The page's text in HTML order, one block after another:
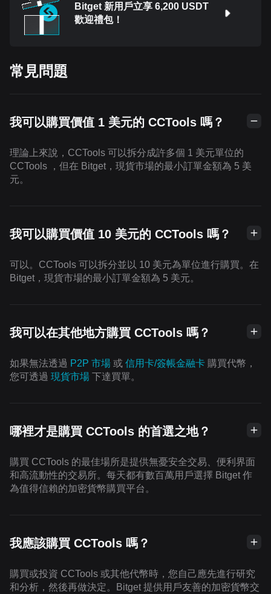
Bitget 新用戶立享 6,200 USDT
歡迎禮包！
常見問題
我可以購買價值 1 美元的 CCTools 嗎？
理論上來說，CCTools 可以拆分成許多個 1 美元單位的
CCTools ，但在 Bitget，現貨市場的最小訂單金額為 5 美
元。
我可以購買價值 10 美元的 CCTools 嗎？
可以。CCTools 可以拆分並以 10 美元為單位進行購買。在
Bitget，現貨市場的最小訂單金額為 5 美元。
我可以在其他地方購買 CCTools 嗎？
如果無法透過 P2P 市場 或 信用卡/簽帳金融卡 購買代幣，
您可透過 現貨市場 下達買單。
哪裡才是購買 CCTools 的首選之地？
購買 CCTools 的最佳場所是提供無憂安全交易、便利界面
和高流動性的交易所。每天都有數百萬用戶選擇 Bitget 作
為值得信賴的加密貨幣購買平台。
我應該購買 CCTools 嗎？
購買或投資 CCTools 或其他代幣時，您自己應先進行研究
和分析，然後再做決定。Bitget 提供用戶友善的加密貨幣交